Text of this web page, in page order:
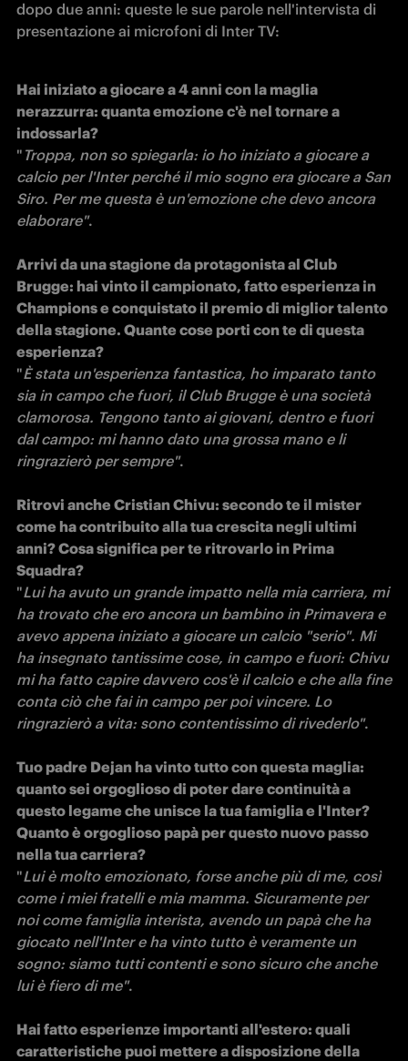
dopo due anni: queste le sue parole nell'intervista di
presentazione ai microfoni di Inter TV:
Hai iniziato a giocare a 4 anni con la maglia
nerazzurra: quanta emozione c'è nel tornare a
indossarla?
" Troppa, non so spiegarla: io ho iniziato a giocare a
calcio per l'Inter perché il mio sogno era giocare a San
Siro. Per me questa è un'emozione che devo ancora
elaborare".
Arrivi da una stagione da protagonista al Club
Brugge: hai vinto il campionato, fatto esperienza in
Champions e conquistato il premio di miglior talento
della stagione. Quante cose porti con te di questa
"È stata un'esperienza fantastica, ho imparato tanto
sia in campo che fuori, il Club Brugge è una società
clamorosa. Tengono tanto ai giovani, dentro e fuori
dal campo: mi hanno dato una grossa mano e li
ringrazierò per sempre".
Ritrovi anche Cristian Chivu: secondo te il mister
come ha contribuito alla tua crescita negli ultimi
anni? Cosa significa per te ritrovarlo in Prima
"Lui ha avuto un grande impatto nella mia carriera, mi
ha trovato che ero ancora un bambino in Primavera e
avevo appena iniziato a giocare un calcio "serio". Mi
ha insegnato tantissime cose, in campo e fuori: Chivu
mi ha fatto capire davvero cos'è il calcio e che alla fine
conta ciò che fai in campo per poi vincere. Lo
ringrazierò a vita: sono contentissimo di rivederlo".
Tuo padre Dejan ha vinto tutto con questa maglia:
quanto sei orgoglioso di poter dare continuità a
questo legame che unisce la tua famiglia e l'Inter?
Quanto è orgoglioso papà per questo nuovo passo
"Lui è molto emozionato, forse anche più di me, così
come i miei fratelli e mia mamma. Sicuramente per
noi come famiglia interista, avendo un papà che ha
giocato nell'Inter e ha vinto tutto è veramente un
sogno: siamo tutti contenti e sono sicuro che anche
lui è fiero di me".
Hai fatto esperienze importanti all'estero: quali
caratteristiche puoi mettere a disposizione della